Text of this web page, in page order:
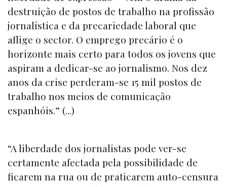
destruição de postos de trabalho na profissão
jornalística e da precariedade laboral que
aflige o sector. O emprego precário é o
horizonte mais certo para todos os jovens que
aspiram a dedicar-se ao jornalismo. Nos dez
anos da crise perderam-se 15 mil postos de
trabalho nos meios de comunicação
espanhóis.” (...)
“A liberdade dos jornalistas pode ver-se
certamente afectada pela possibilidade de
ficarem na rua ou de praticarem auto-censura